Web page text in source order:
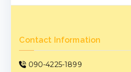
Contact Information
090-4225-1899